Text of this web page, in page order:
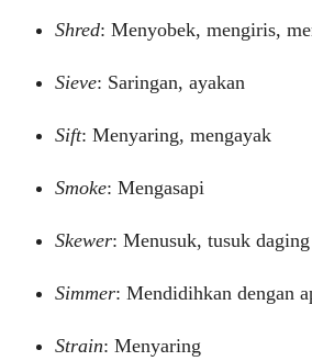
Shred: Menyobek, mengiris,
Sieve: Saringan, ayakan
Sift: Menyaring, mengayak
Smoke: Mengasapi
Skewer: Menusuk, tusuk daging
Simmer: Mendidihkan dengan
Strain: Menyaring